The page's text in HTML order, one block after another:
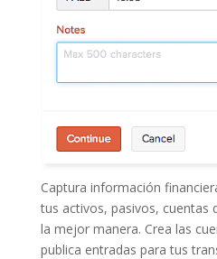
Captura información
tus activos, pasivos, cuentas
la mejor manera. Crea las
publica entradas para tus